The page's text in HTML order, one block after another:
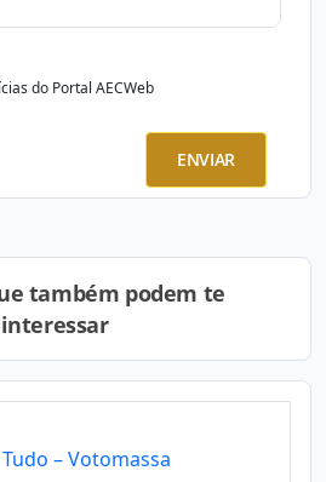
do Portal AECWeb
ENVIAR
também podem te
interessar